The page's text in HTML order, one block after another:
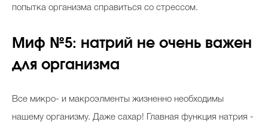
попытка организма справиться со стрессом.
Миф №5: натрий не очень важен
для организма
Все микро- и макроэлменты жизненно необходимы
нашему организму. Даже сахар! Главная функция натрия -